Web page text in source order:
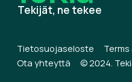
Tekijät, ne tekee
Tietosuojaseloste
Ota yhteyttä
© 2024.